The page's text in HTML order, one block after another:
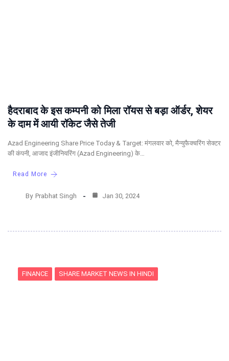
हैदराबाद के इस कम्पनी को मिला रॉयस से बड़ा ऑर्डर, शेयर
के दाम में आयी रॉकेट जैसे तेजी
Azad Engineering Share Price Today & Target: मंगलवार को, मैन्युफैक्चरिंग सेक्टर
की कंपनी, आजाद इंजीनियरिंग (Azad Engineering) के…
Read More
By Prabhat Singh Jan 30, 2024
FINANCE SHARE MARKET NEWS IN HINDI